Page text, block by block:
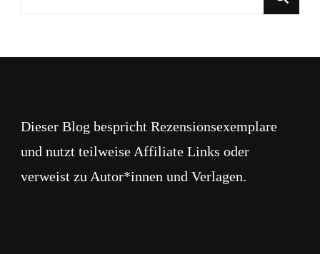
du
Dieser Blog bespricht Rezensionsexemplare
und nutzt teilweise Affiliate Links oder
verweist zu Autor*innen und Verlagen.